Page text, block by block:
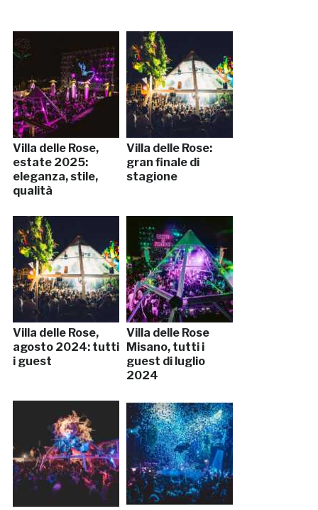
Villa delle Rose,
estate 2025:
eleganza, stile,
qualità
Villa delle Rose:
gran finale di
stagione
Villa delle Rose,
agosto 2024: tutti
i guest
Villa delle Rose
Misano, tutti i
guest di luglio
2024